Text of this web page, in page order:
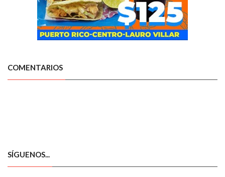
COMENTARIOS
SÍGUENOS...